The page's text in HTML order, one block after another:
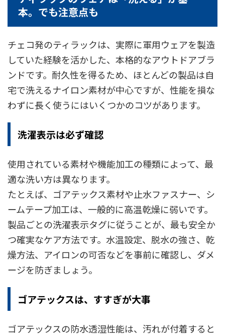
本。でも注意点も
チェコ発のティラックは、実際に軍用ウェアを製造
していた経験を活かした、本格的なアウトドアブラ
ンドです。耐久性を得るため、ほとんどの製品は自
宅で洗えるナイロン素材が中心ですが、性能を損な
わずに長く使うにはいくつかのコツがあります。
洗濯表示は必ず確認
使用されている素材や機能加工の種類によって、最
適な洗い方は異なります。
たとえば、ゴアテックス素材や止水ファスナー、シ
ームテープ加工は、一般的に高温乾燥に弱いです。
製品ごとの洗濯表示タグに従うことが、最も安全か
つ確実なケア方法です。水温設定、脱水の強さ、乾
燥方法、アイロンの可否などを事前に確認し、ダメ
ージを防ぎましょう。
ゴアテックスは、すすぎが大事
ゴアテックスの防水透湿性能は、汚れが付着すると